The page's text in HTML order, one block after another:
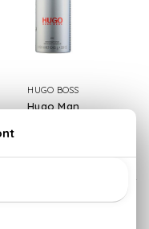
HUGO BOSS
Hugo Man
4.790 Ft